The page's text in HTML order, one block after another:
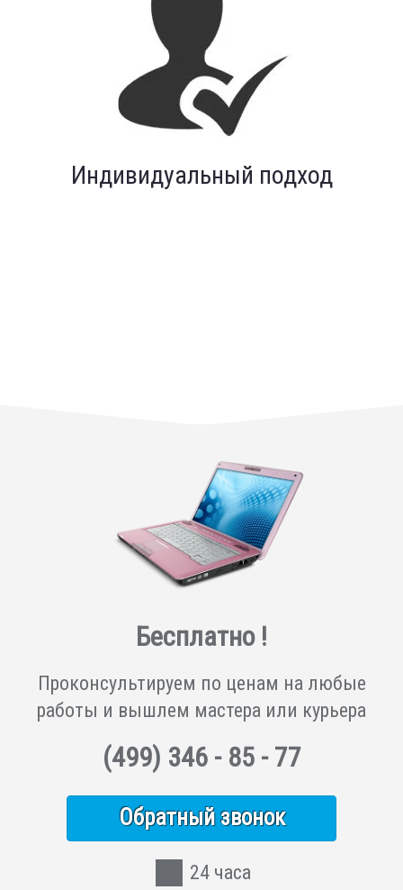
Индивидуальный подход
Бесплатно !
Проконсультируем по ценам на любые
работы и вышлем мастера или курьера
(499) 346 - 85 - 77
Обратный звонок
24 часа